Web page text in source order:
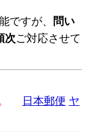
ですが、
問い
次ご対応させて
。 日本郵便 ヤ